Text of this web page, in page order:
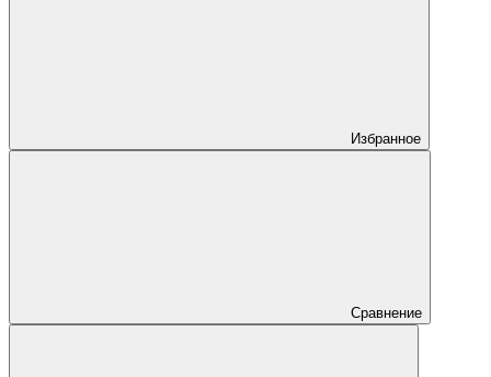
Избранное
Сравнение